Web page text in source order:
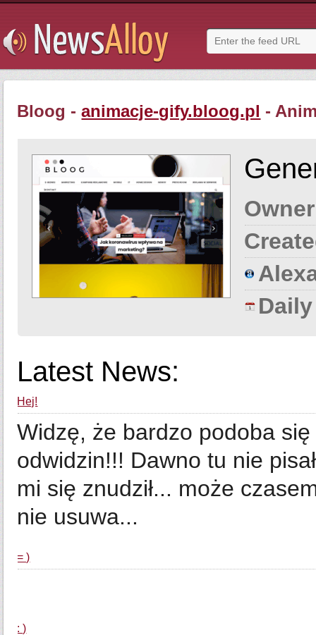
Bloog -animacje-gify.bloog.pl -
Latest News:
Hej!
Widzę, że bardzo podoba
odwidzin!!! Dawno tu nie
mi się znudził... może
nie usuwa...
= )
: )